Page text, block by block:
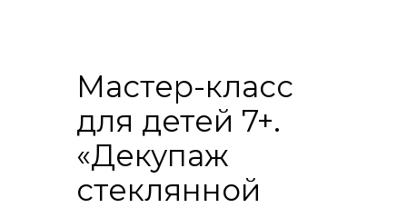
Мастер-класс
для детей 7+.
«Декупаж
стеклянной